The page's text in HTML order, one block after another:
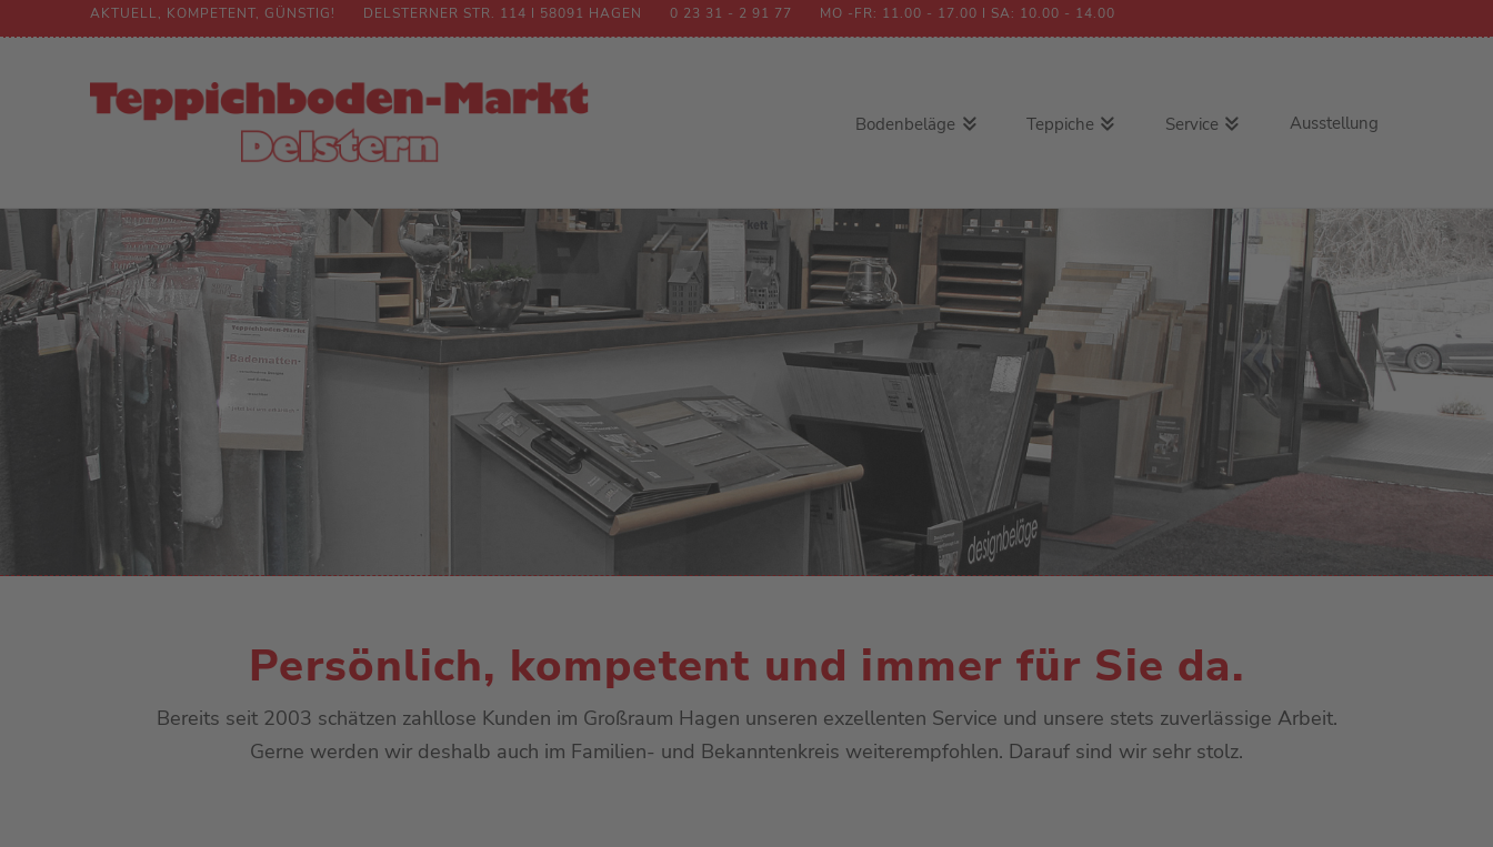
AKTUELL, KOMPETENT, GÜNSTIG! DELSTERNER STR. 114 I 58091 HAGEN 0 23 31 - 2 91 77 MO -FR: 11.00 - 17.00 I SA: 10.00 - 14.00
Bodenbeläge
Teppichfliesen
Stufenmatten
CV-Belag
Vinyl
Laminat
Parkett
Kunstrasen
Teppiche
Gabbeh
Nepal
Orient
Berber
Moderner Webteppich
Outdoorteppich
Service
Kettelservice
Dekoabteilung
Ausstellung
Persönlich, kompetent und immer für Sie da.
Bereits seit 2003 schätzen zahllose Kunden im Großraum Hagen unseren exzellenten Service und unsere stets zuverlässige Arbeit.
Gerne werden wir deshalb auch im Familien- und Bekanntenkreis weiterempfohlen. Darauf sind wir sehr stolz.